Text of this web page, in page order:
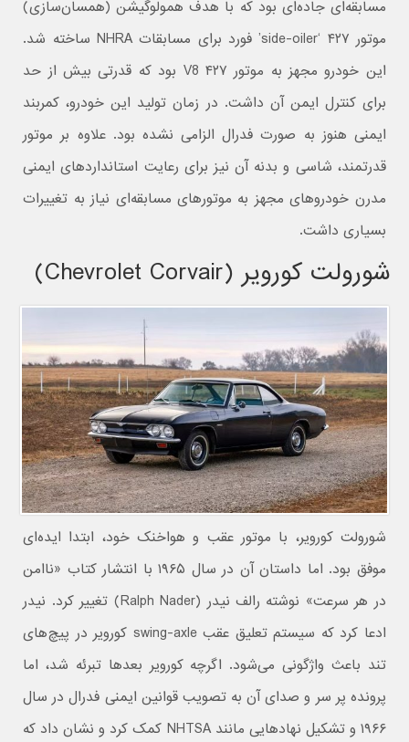
مسابقه‌ای جاده‌ای بود که با هدف همولوگیشن (همسان‌سازی)
موتور ۴۲۷ ‘side-oiler’ فورد برای مسابقات NHRA ساخته شد.
این خودرو مجهز به موتور ۴۲۷ V8 بود که قدرتی بیش از حد
برای کنترل ایمن آن داشت. در زمان تولید این خودرو، کمربند
ایمنی هنوز به صورت فدرال الزامی نشده بود. علاوه بر موتور
قدرتمند، شاسی و بدنه آن نیز برای رعایت استانداردهای ایمنی
مدرن خودروهای مجهز به موتورهای مسابقه‌ای نیاز به تغییرات
بسیاری داشت.
شورولت کورویر (Chevrolet Corvair)
شورولت کورویر، با موتور عقب و هواخنک خود، ابتدا ایده‌ای
موفق بود. اما داستان آن در سال ۱۹۶۵ با انتشار کتاب «ناامن
در هر سرعت» نوشته رالف نیدر (Ralph Nader) تغییر کرد. نیدر
ادعا کرد که سیستم تعلیق عقب swing-axle کورویر در پیچ‌های
تند باعث واژگونی می‌شود. اگرچه کورویر بعدها تبرئه شد، اما
پرونده پر سر و صدای آن به تصویب قوانین ایمنی فدرال در سال
۱۹۶۶ و تشکیل نهادهایی مانند NHTSA کمک کرد و نشان داد که